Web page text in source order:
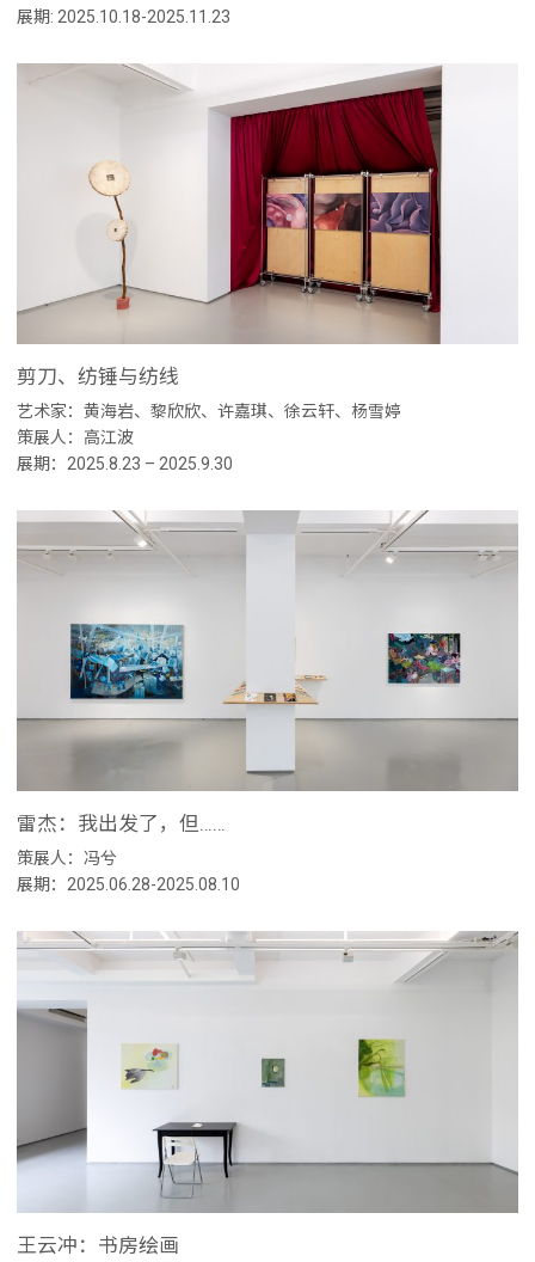
展期: 2025.10.18-2025.11.23
剪刀、纺锤与纺线
艺术家：黄海岩、黎欣欣、许嘉琪、徐云轩、杨雪婷
策展人：高江波
展期：2025.8.23 – 2025.9.30
雷杰：我出发了，但……
策展人：冯兮
展期：2025.06.28-2025.08.10
王云冲：书房绘画